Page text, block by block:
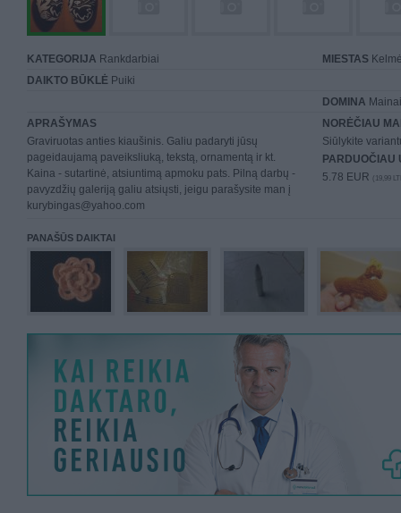
KATEGORIJA Rankdarbiai MIESTAS
DAIKTO BŪKLĖ Puiki
DOMINA
APRAŠYMAS
Graviruotas anties kiaušinis. Galiu padaryti jūsų
pageidaujamą paveiksliuką, tekstą, ornamentą ir kt.
Kaina - sutartinė, atsiuntimą apmoku pats. Pilną darbų -
pavyzdžių galeriją galiu atsiųsti, jeigu parašysite man į
kurybingas@yahoo.com
NORĖČIAU
Siūlykite
PARDUOČIAU
5.78 EUR (19,99
PANAŠŪS DAIKTAI